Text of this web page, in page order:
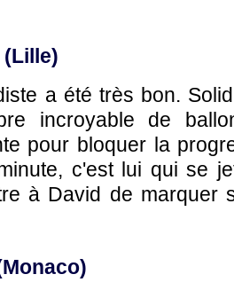
a été très bon.
incroyable de
pour bloquer la
c'est lui qui se
à David de marquer